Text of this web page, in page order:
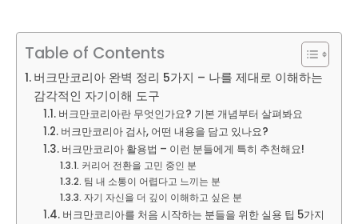
Table of Contents
버크만코리아 완벽 정리 5가지 – 나를 제대로 이해하는
감각적인 자기이해 도구
버크만코리아란 무엇인가요? 기본 개념부터 살펴봐요
버크만코리아 검사, 어떤 내용을 담고 있나요?
버크만코리아 활용법 – 이런 분들에게 특히 추천해요!
커리어 전환을 고민 중인 분
팀 내 소통이 어렵다고 느끼는 분
자기 자신을 더 깊이 이해하고 싶은 분
버크만코리아를 처음 시작하는 분들을 위한 실용 팁 5가지